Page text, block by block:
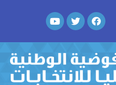
F
a
e
b
o
o
k
T
w
t
t
e
r
Y
o
t
b
e